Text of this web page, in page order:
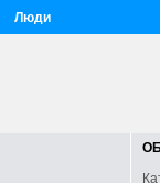
Люди